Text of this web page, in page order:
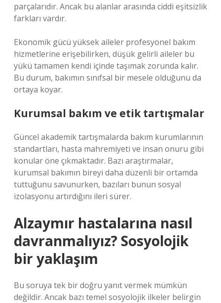
parçalarıdır. Ancak bu alanlar arasında ciddi eşitsizlik
farkları vardır.
Ekonomik gücü yüksek aileler profesyonel bakım
hizmetlerine erişebilirken, düşük gelirli aileler bu
yükü tamamen kendi içinde taşımak zorunda kalır.
Bu durum, bakımın sınıfsal bir mesele olduğunu da
ortaya koyar.
Kurumsal bakım ve etik tartışmalar
Güncel akademik tartışmalarda bakım kurumlarının
standartları, hasta mahremiyeti ve insan onuru gibi
konular öne çıkmaktadır. Bazı araştırmalar,
kurumsal bakımın bireyi daha düzenli bir ortamda
tuttuğunu savunurken, bazıları bunun sosyal
izolasyonu artırdığını ileri sürer.
Alzaymır hastalarına nasıl
davranmalıyız? Sosyolojik
bir yaklaşım
Bu soruya tek bir doğru yanıt vermek mümkün
değildir. Ancak bazı temel sosyolojik ilkeler belirgin